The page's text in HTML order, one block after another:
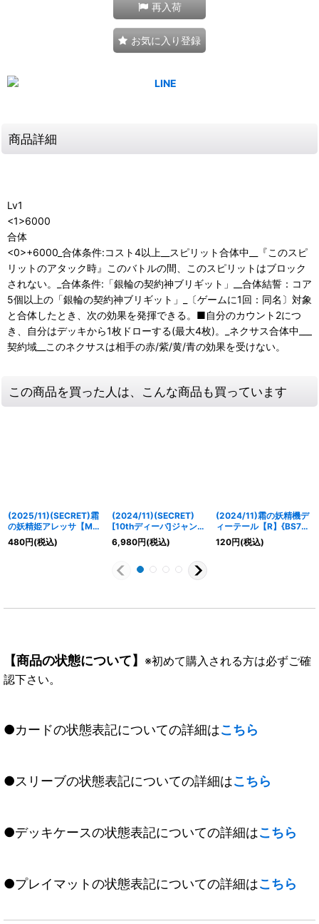
再入荷
お気に入り登録
商品詳細
Lv1
<1>6000
合体
<0>+6000_合体条件:コスト4以上__スピリット合体中__『このスピ
リットのアタック時』このバトルの間、このスピリットはブロック
されない。_合体条件:「銀輪の契約神ブリギット」__合体結誓：コア
5個以上の「銀輪の契約神ブリギット」_〔ゲームに1回：同名〕対象
と合体したとき、次の効果を発揮できる。■自分のカウント2につ
き、自分はデッキから1枚ドローする(最大4枚)。_ネクサス合体中___
契約域__このネクサスは相手の赤/紫/黄/青の効果を受けない。
この商品を買った人は、こんな商品も買っています
(2025/11)(SECRET)霜
の妖精姫アレッサ【M-
SEC】{BS71-035}
《白》
480円(税込)
(2024/11)(SECRET)
[10thディーバ]ジャン
ヌ・ドラニエス【M-
SEC】{BSC43-023}
6,980円(税込)
(2024/11)霜の妖精機デ
ィーテール【R】{BS70-
047}《白》
120円(税込)
【商品の状態について】 ※初めて購入される方は必ずご確
認下さい。
●カードの状態表記についての詳細はこちら
●スリーブの状態表記についての詳細はこちら
●デッキケースの状態表記についての詳細はこちら
●プレイマットの状態表記についての詳細はこちら